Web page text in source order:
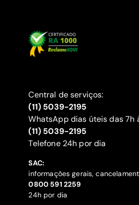
Central de serviços:
(11) 5039-2195
WhatsApp dias úteis das 7h
(11) 5039-2195
‍Telefone 24h por dia
SAC:
informações gerais,
‍0800 591 2259
24h por dia